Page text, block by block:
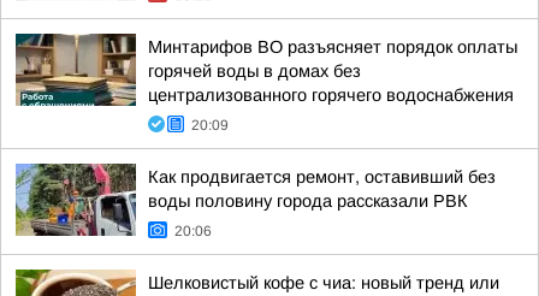
Минтарифов ВО разъясняет порядок оплаты
горячей воды в домах без
централизованного горячего водоснабжения
20:09
Как продвигается ремонт, оставивший без
воды половину города рассказали РВК
20:06
Шелковистый кофе с чиа: новый тренд или